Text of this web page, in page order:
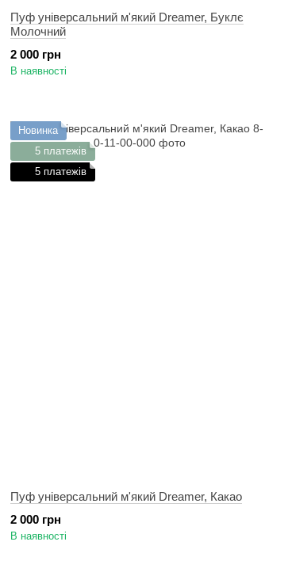
Пуф універсальний м'який Dreamer, Буклє
Молочний
2 000 грн
В наявності
Новинка
5 платежів
5 платежів
Пуф універсальний м'який Dreamer, Какао
2 000 грн
В наявності